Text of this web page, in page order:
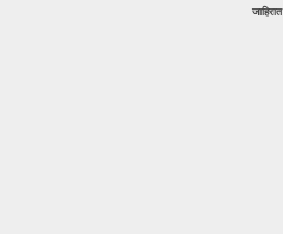
जाहिरात